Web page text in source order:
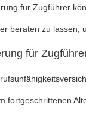
für Zugführer
beraten zu
für
fortgeschrittenen